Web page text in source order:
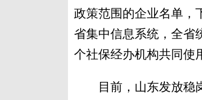
政策范围的企业名单，
省集中信息系统，全省
个社保经办机构共同使
目前，山东发放稳岗